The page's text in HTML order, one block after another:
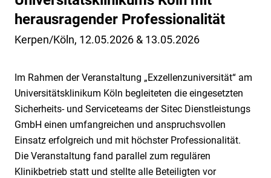
Hafensicherheit gem. ISPS-Code
Museale Sicherheit
Sicherheit für KRITIS
Sicherheit im Justizvollzug
Tor- & Empfangsdienst
Veranstaltungsservice
VIP Service
Technische Sicherheit
Alarmüberwachung
Aufschalten Ihrer Alarmanlage
Drohnen
KWS Video Control
Notruf- & Serviceleitstelle
Videofernüberwachung
Mobile Sicherheit
Alarmverfolgung / Interventionsdienst
Mobile Baustellenbewachung
Revierstreifendienst
Urlaubsservice
Weitere Dienstleistungen
Arbeitsschutz
Betriebs- und Werkfeuerwehr
Betrieblicher Rettungsdienst
Consulting
Facility Management
Qualitätsmanagement
Nachhaltigkeit / Umweltschutz
Grundsatzerklärung (LkSG)
Karriere
Sicherheit als Beruf
Ausbildung
Stellenangebote
herausragender Professionalität
Kerpen/Köln, 12.05.2026 & 13.05.2026
Im Rahmen der Veranstaltung „Exzellenzuniversität“ am
Universitätsklinikum Köln begleiteten die eingesetzten
Sicherheits- und Serviceteams der Sitec Dienstleistungs
GmbH einen umfangreichen und anspruchsvollen
Einsatz erfolgreich und mit höchster Professionalität.
Die Veranstaltung fand parallel zum regulären
Klinikbetrieb statt und stellte alle Beteiligten vor